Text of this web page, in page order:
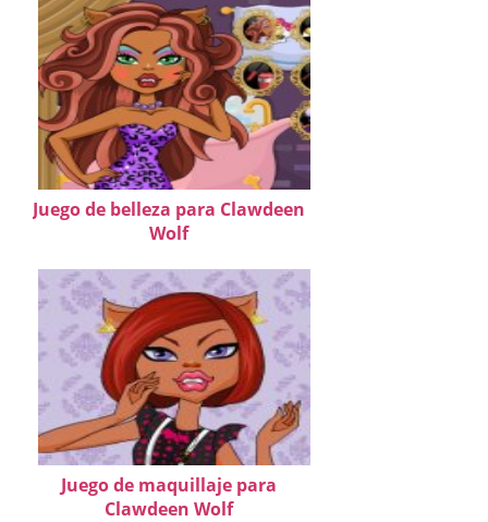
Juego de belleza para Clawdeen
Wolf
Juego de maquillaje para
Clawdeen Wolf